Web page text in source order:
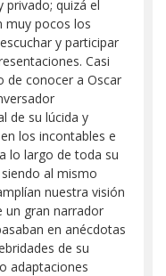
quizá el
muy pocos los
y participar
Casi
de conocer a Oscar
de su lúcida y
los incontables e
lo largo de toda su
al mismo
nuestra visión
un gran narrador
en anécdotas
de su
adaptaciones